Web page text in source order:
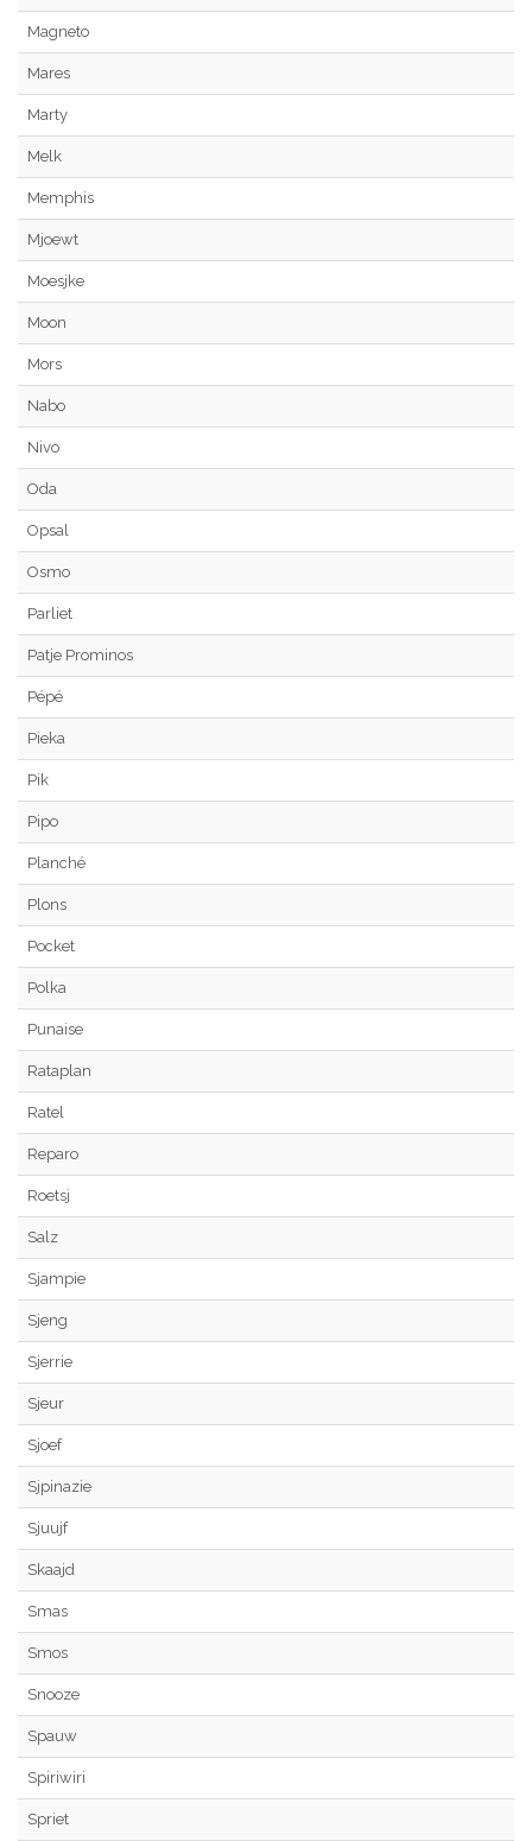
Magneto
Mares
Marty
Melk
Memphis
Mjoewt
Moesjke
Moon
Mors
Nabo
Nivo
Oda
Opsal
Osmo
Parliet
Patje Prominos
Pépé
Pieka
Pik
Pipo
Planché
Plons
Pocket
Polka
Punaise
Rataplan
Ratel
Reparo
Roetsj
Salz
Sjampie
Sjeng
Sjerrie
Sjeur
Sjoef
Sjpinazie
Sjuujf
Skaajd
Smas
Smos
Snooze
Spauw
Spiriwiri
Spriet